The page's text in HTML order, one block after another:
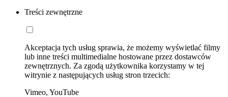
Treści zewnętrzne
Akceptacja tych usług sprawia, że możemy wyświetlać filmy
lub inne treści multimedialne hostowane przez dostawców
zewnętrznych. Za zgodą użytkownika korzystamy w tej
witrynie z następujących usług stron trzecich:
Vimeo, YouTube